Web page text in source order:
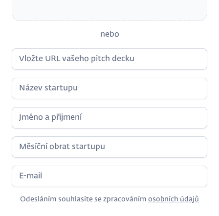
nebo
Odesláním souhlasíte se zpracováním osobních údajů